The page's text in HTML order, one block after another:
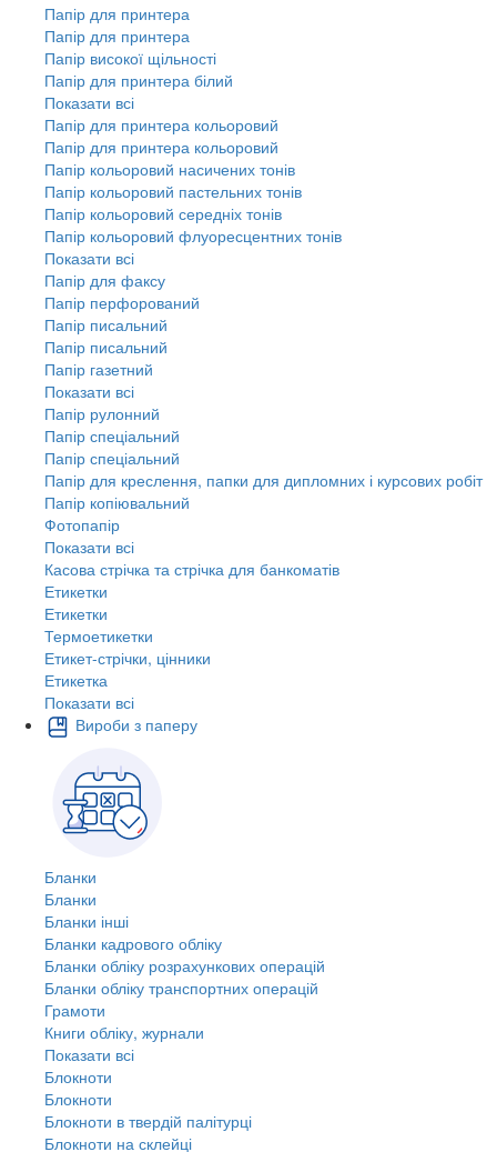
Папір для принтера
Папір для принтера
Папір високої щільності
Папір для принтера білий
Показати всі
Папір для принтера кольоровий
Папір для принтера кольоровий
Папір кольоровий насичених тонів
Папір кольоровий пастельних тонів
Папір кольоровий середніх тонів
Папір кольоровий флуоресцентних тонів
Показати всі
Папір для факсу
Папір перфорований
Папір писальний
Папір писальний
Папір газетний
Показати всі
Папір рулонний
Папір спеціальний
Папір спеціальний
Папір для креслення, папки для дипломних і курсових робіт
Папір копіювальний
Фотопапір
Показати всі
Касова стрічка та стрічка для банкоматів
Етикетки
Етикетки
Термоетикетки
Етикет-стрічки, цінники
Етикетка
Показати всі
Вироби з паперу
Бланки
Бланки
Бланки інші
Бланки кадрового обліку
Бланки обліку розрахункових операцій
Бланки обліку транспортних операцій
Грамоти
Книги обліку, журнали
Показати всі
Блокноти
Блокноти
Блокноти в твердій палітурці
Блокноти на склейці